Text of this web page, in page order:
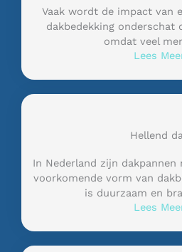
Vaak wordt de impact van
dakbedekking onderschat
omdat veel
Lees
Hellend
In Nederland zijn
voorkomende vorm van
is duurzaam en
Lees